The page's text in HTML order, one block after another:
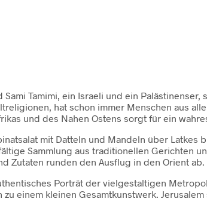
Tamimi, ein Israeli und ein Palästinenser,
hat schon immer Menschen aus
und des Nahen Ostens sorgt für ein
mit Datteln und Mandeln über Latkes
Sammlung aus traditionellen Gerichten
Zutaten runden den Ausflug in den Orient ab.
Porträt der vielgestaltigen
einem kleinen Gesamtkunstwerk.